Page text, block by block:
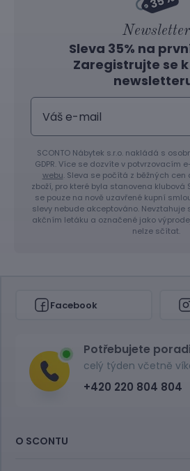
Newsletter
Sleva 35% na
Zaregistrujte se
SCONTO Nábytek s.r.o. nakládá s
GDPR. Více se dozvíte v potvrzovacím
webu. Sleva se počítá z běžných cen
zboží, pro které byla stanovena klubová
se pouze na nově uzavřené kupní
slevy nebude akceptováno. Nevztahuje
akčním letáku a označené jako
nelze sčítat.
Facebook
Potřebujete
celý týden včetně
+420 220 804 804
O SCONTU